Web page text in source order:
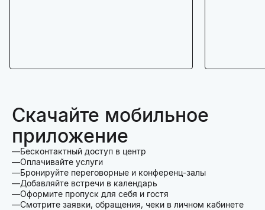
Скачайте мобильное
приложение
Бесконтактный доступ в центр
Оплачивайте услуги
Бронируйте переговорные и конференц-залы
Добавляйте встречи в календарь
Оформите пропуск для себя и гостя
Смотрите заявки, обращения, чеки в личном кабинете